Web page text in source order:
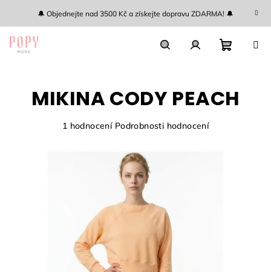
obsah
🔔 Objednejte nad 3500 Kč a získejte dopravu ZDARMA! 🔔
košík
MIKINA CODY PEACH
Průměrné
hvězdiček.
1 hodnocení Podrobnosti hodnocení